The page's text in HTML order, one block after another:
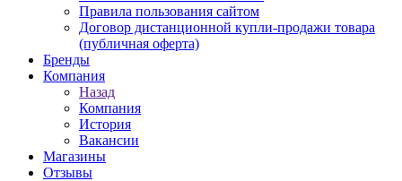
Правила пользования сайтом
Договор дистанционной купли-продажи товара
(публичная оферта)
Бренды
Компания
Назад
Компания
История
Вакансии
Магазины
Отзывы